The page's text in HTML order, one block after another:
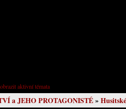
aktivní témata
a JEHO PROTAGONISTÉ»